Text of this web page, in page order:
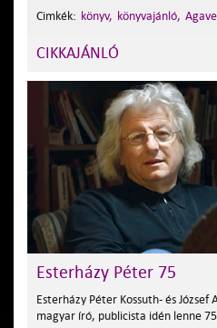
Cimkék: könyv, könyvajánló,
CIKKAJÁNLÓ
Esterházy Péter 75
Esterházy Péter Kossuth- és József
magyar író, publicista idén lenne